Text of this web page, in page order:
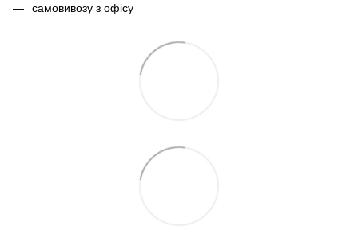
самовивозу з офісу